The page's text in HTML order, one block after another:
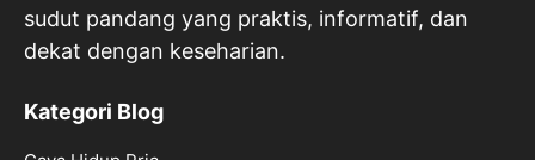
sudut pandang yang praktis, informatif, dan
dekat dengan keseharian.
Kategori Blog